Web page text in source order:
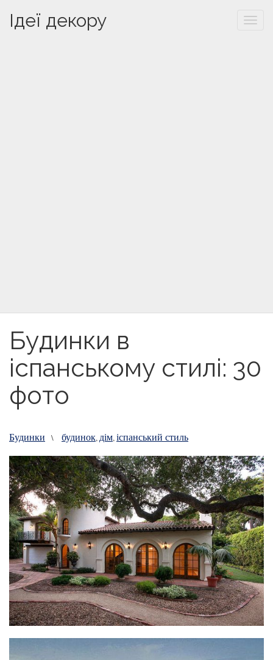
Ідеї декору
Будинки в
іспанському стилі: 30
фото
Будинки \ будинок, дім,іспанський стиль